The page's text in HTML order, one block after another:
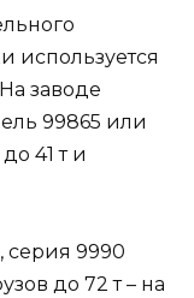
используется
заводе
99865 или
41 т и
9990
до 72 т – на